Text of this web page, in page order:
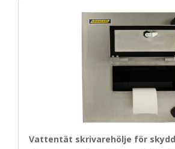
Vattentät skrivarehölje för